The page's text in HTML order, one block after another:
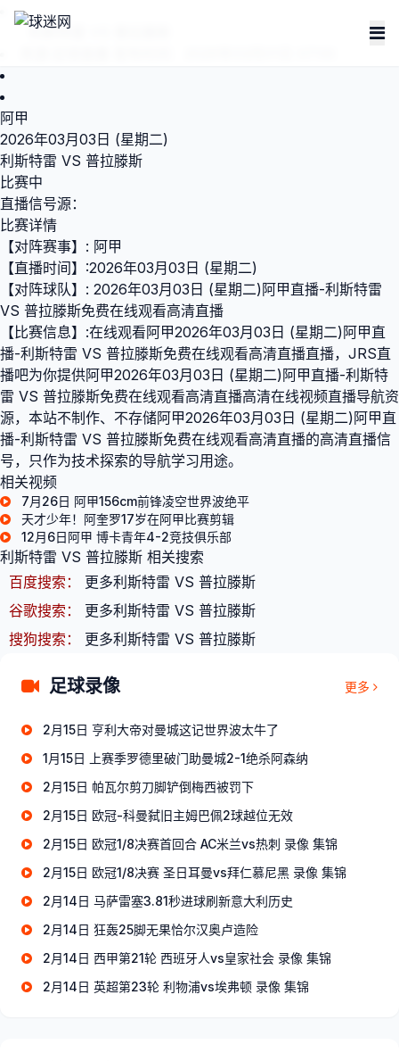
利斯特雷 VS 普拉滕斯
阿甲
2026年03月03日 (星期二)
利斯特雷 VS 普拉滕斯
比赛中
直播信号源：
比赛详情
【对阵赛事】: 阿甲
【直播时间】:2026年03月03日 (星期二)
【对阵球队】: 2026年03月03日 (星期二)阿甲直播-利斯特雷
VS 普拉滕斯免费在线观看高清直播
【比赛信息】:在线观看阿甲2026年03月03日 (星期二)阿甲直
播-利斯特雷 VS 普拉滕斯免费在线观看高清直播直播，JRS直
播吧为你提供阿甲2026年03月03日 (星期二)阿甲直播-利斯特
雷 VS 普拉滕斯免费在线观看高清直播高清在线视频直播导航资
源，本站不制作、不存储阿甲2026年03月03日 (星期二)阿甲直
播-利斯特雷 VS 普拉滕斯免费在线观看高清直播的高清直播信
号，只作为技术探索的导航学习用途。
相关视频
7月26日 阿甲156cm前锋凌空世界波绝平
天才少年！阿奎罗17岁在阿甲比赛剪辑
12月6日阿甲 博卡青年4-2竞技俱乐部
利斯特雷 VS 普拉滕斯 相关搜索
百度搜索：
更多利斯特雷 VS 普拉滕斯
谷歌搜索：
更多利斯特雷 VS 普拉滕斯
搜狗搜索：
更多利斯特雷 VS 普拉滕斯
足球录像 更多
2月15日 亨利大帝对曼城这记世界波太牛了
1月15日 上赛季罗德里破门助曼城2-1绝杀阿森纳
2月15日 帕瓦尔剪刀脚铲倒梅西被罚下
2月15日 欧冠-科曼弑旧主姆巴佩2球越位无效
2月15日 欧冠1/8决赛首回合 AC米兰vs热刺 录像 集锦
2月15日 欧冠1/8决赛 圣日耳曼vs拜仁慕尼黑 录像 集锦
2月14日 马萨雷塞3.81秒进球刷新意大利历史
2月14日 狂轰25脚无果恰尔汉奥卢造险
2月14日 西甲第21轮 西班牙人vs皇家社会 录像 集锦
2月14日 英超第23轮 利物浦vs埃弗顿 录像 集锦